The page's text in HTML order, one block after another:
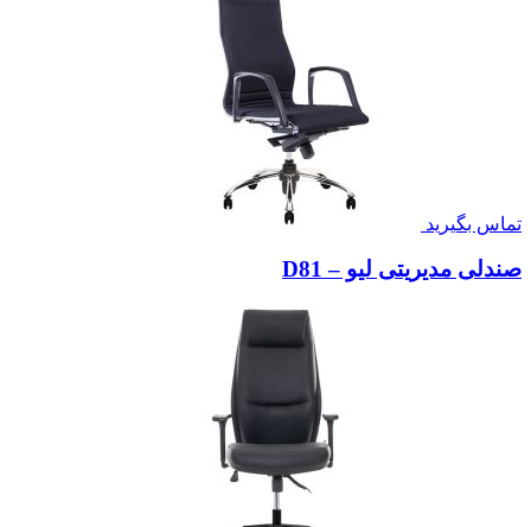
تماس بگیرید
صندلی مدیریتی لیو – D81